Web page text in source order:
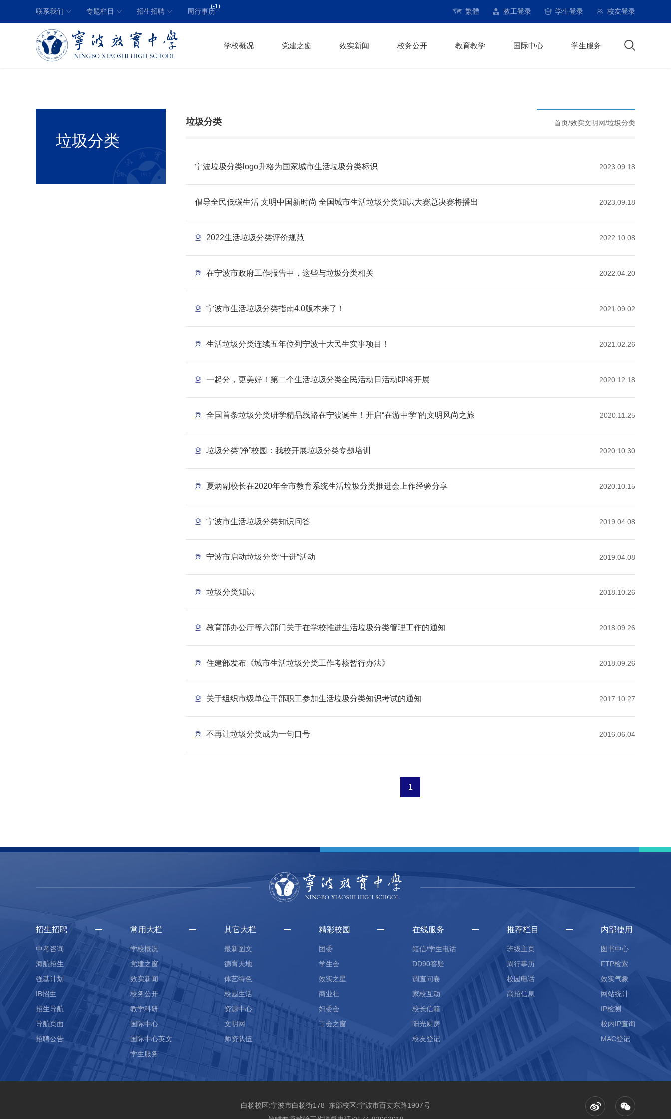
联系我们 专题栏目 招生招聘 周行事历
(-1)
繁體 教工登录 学生登录 校友登录
学校概况 党建之窗 效实新闻 校务公开 教育教学 国际中心 学生服务
垃圾分类
垃圾分类 首页/效实文明网/垃圾分类
宁波垃圾分类logo升格为国家城市生活垃圾分类标识 2023.09.18
倡导全民低碳生活 文明中国新时尚 全国城市生活垃圾分类知识大赛总决赛将播出 2023.09.18
2022生活垃圾分类评价规范 2022.10.08
在宁波市政府工作报告中，这些与垃圾分类相关 2022.04.20
宁波市生活垃圾分类指南4.0版本来了！ 2021.09.02
生活垃圾分类连续五年位列宁波十大民生实事项目！ 2021.02.26
一起分，更美好！第二个生活垃圾分类全民活动日活动即将开展 2020.12.18
全国首条垃圾分类研学精品线路在宁波诞生！开启“在游中学”的文明风尚之旅 2020.11.25
垃圾分类“净”校园：我校开展垃圾分类专题培训 2020.10.30
夏炳副校长在2020年全市教育系统生活垃圾分类推进会上作经验分享 2020.10.15
宁波市生活垃圾分类知识问答 2019.04.08
宁波市启动垃圾分类“十进”活动 2019.04.08
垃圾分类知识 2018.10.26
教育部办公厅等六部门关于在学校推进生活垃圾分类管理工作的通知 2018.09.26
住建部发布《城市生活垃圾分类工作考核暂行办法》 2018.09.26
关于组织市级单位干部职工参加生活垃圾分类知识考试的通知 2017.10.27
不再让垃圾分类成为一句口号 2016.06.04
1
招生招聘
中考咨询
海航招生
強基计划
IB招生
招生导航
导航页面
招聘公告
常用大栏
学校概况
党建之窗
效实新闻
校务公开
教学科研
国际中心
国际中心英文
学生服务
其它大栏
最新图文
德育天地
体艺特色
校园生活
资源中心
文明网
师资队伍
精彩校园
团委
学生会
效实之星
商业社
妇委会
工会之窗
在线服务
短信/学生电话
DD90答疑
调查问卷
家校互动
校长信箱
阳光厨房
校友登记
推荐栏目
班级主页
周行事历
校园电话
高招信息
内部使用
图书中心
FTP检索
效实气象
网站统计
IP检测
校内IP查询
MAC登记
白杨校区:宁波市白杨街178 东部校区:宁波市百丈东路1907号